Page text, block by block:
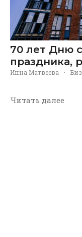
70 лет Дню
праздника,
Инна Матвеева ·
Читать далее